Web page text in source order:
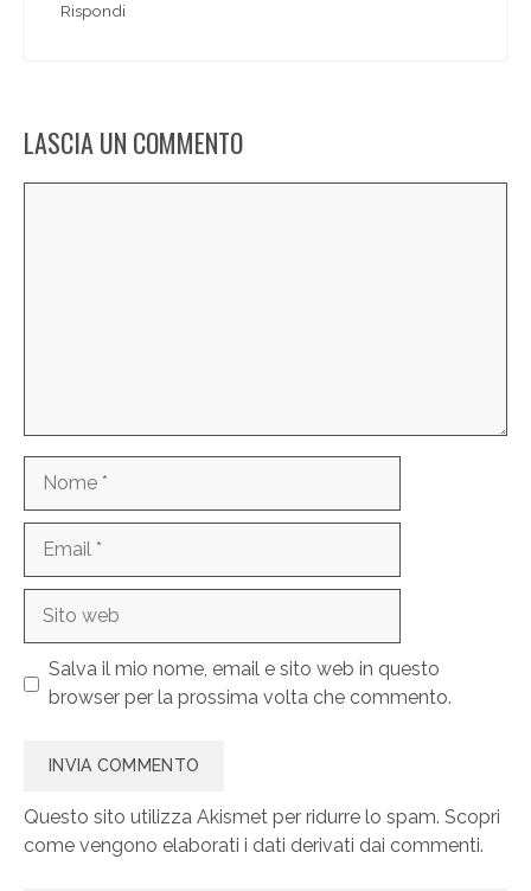
Rispondi
LASCIA UN COMMENTO
Salva il mio nome, email e sito web in questo
browser per la prossima volta che commento.
Questo sito utilizza Akismet per ridurre lo spam. Scopri
come vengono elaborati i dati derivati dai commenti.